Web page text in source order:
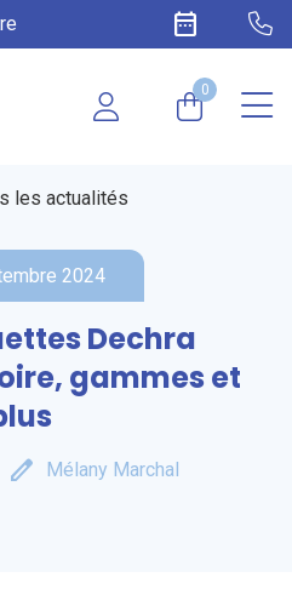
date_range
0
les actualités
2024
Dechra
gammes et
edit Mélany Marchal